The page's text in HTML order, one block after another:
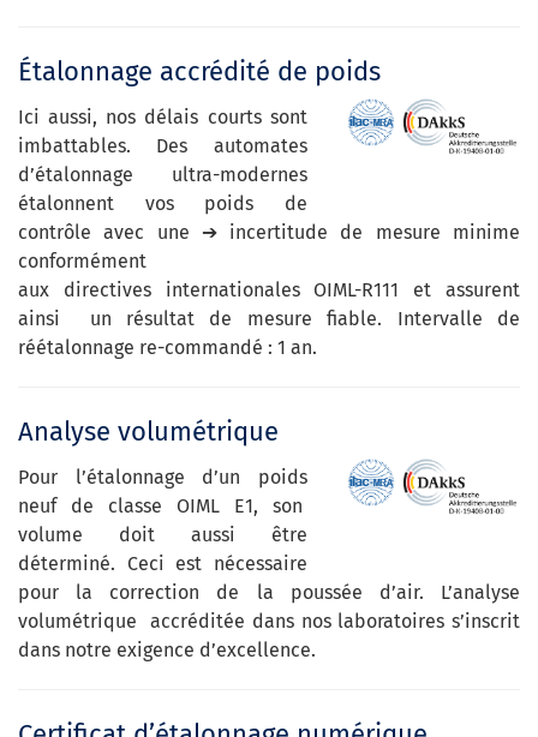
Étalonnage accrédité de poids
Ici aussi, nos délais courts sont
imbattables. Des automates
d’étalonnage ultra-modernes
étalonnent vos poids de
contrôle avec une ➔ incertitude de mesure minime
conformément
aux directives internationales OIML-R111 et assurent
ainsi un résultat de mesure fiable. Intervalle de
réétalonnage re-commandé : 1 an.
Analyse volumétrique
Pour l’étalonnage d’un poids
neuf de classe OIML E1, son
volume doit aussi être
déterminé. Ceci est nécessaire
pour la correction de la poussée d’air. L’analyse
volumétrique accréditée dans nos laboratoires s’inscrit
dans notre exigence d’excellence.